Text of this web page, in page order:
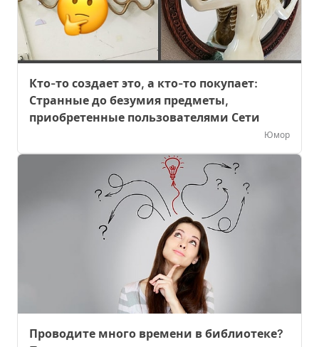
Кто-то создает это, а кто-то покупает:
Странные до безумия предметы,
приобретенные пользователями Сети
Юмор
Проводите много времени в библиотеке?